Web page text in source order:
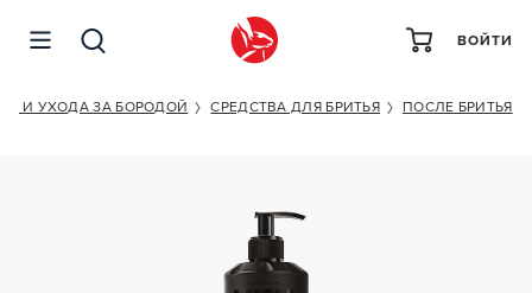
ВОЙТИ
И УХОДА ЗА БОРОДОЙ СРЕДСТВА ДЛЯ БРИТЬЯ ПОСЛЕ БРИТЬЯ
NISHMAN AFTER SHAVE CREAM + COLOGNE (INVISIBLE